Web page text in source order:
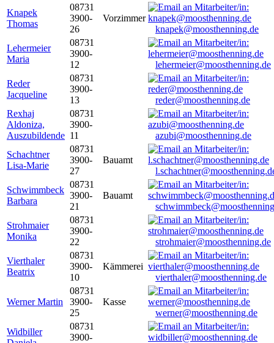
Knapek
Thomas
08731
3900-
26
Vorzimmer
knapek@moosthenning.de
Lehermeier
Maria
08731
3900-
12
lehermeier@moosthenning.de
Reder
Jacqueline
08731
3900-
13
reder@moosthenning.de
Rexhaj
Aldoniza,
Auszubildende
08731
3900-
11
azubi@moosthenning.de
Schachtner
Lisa-Marie
08731
3900-
27
Bauamt
Schwimmbeck
Barbara
08731
3900-
21
Bauamt
Strohmaier
Monika
08731
3900-
22
strohmaier@moosthenning.de
Vierthaler
Beatrix
08731
3900-
10
Kämmerei
vierthaler@moosthenning.de
Werner Martin
08731
3900-
25
Kasse
werner@moosthenning.de
Widbiller
08731
3900-